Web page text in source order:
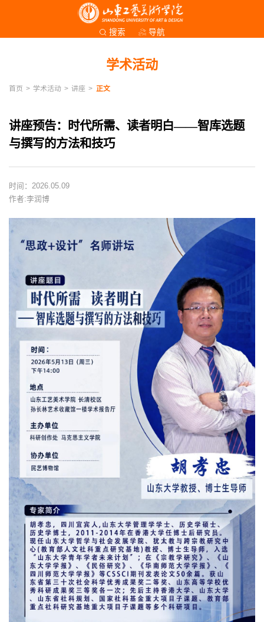
搜索 导航
学术活动
首页 > 学术活动 > 讲座 > 正文
讲座预告：时代所需、读者明白——智库选题
与撰写的方法和技巧
时间：2026.05.09
作者:李润博